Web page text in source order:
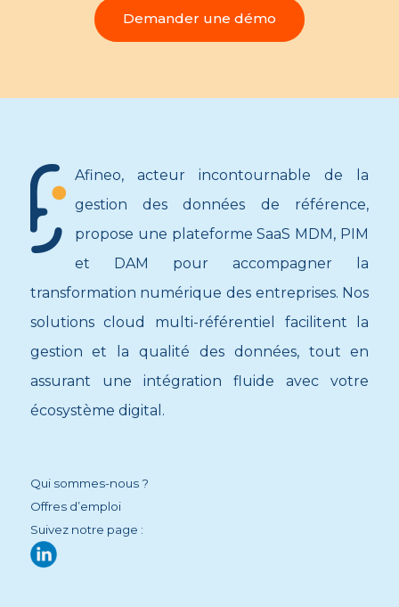
Demander une démo
Afineo, acteur incontournable de la
gestion des données de référence,
propose une plateforme SaaS MDM, PIM
et DAM pour accompagner la
transformation numérique des entreprises. Nos
solutions cloud multi-référentiel facilitent la
gestion et la qualité des données, tout en
assurant une intégration fluide avec votre
écosystème digital.
Qui sommes-nous ?
Offres d’emploi
Suivez notre page :